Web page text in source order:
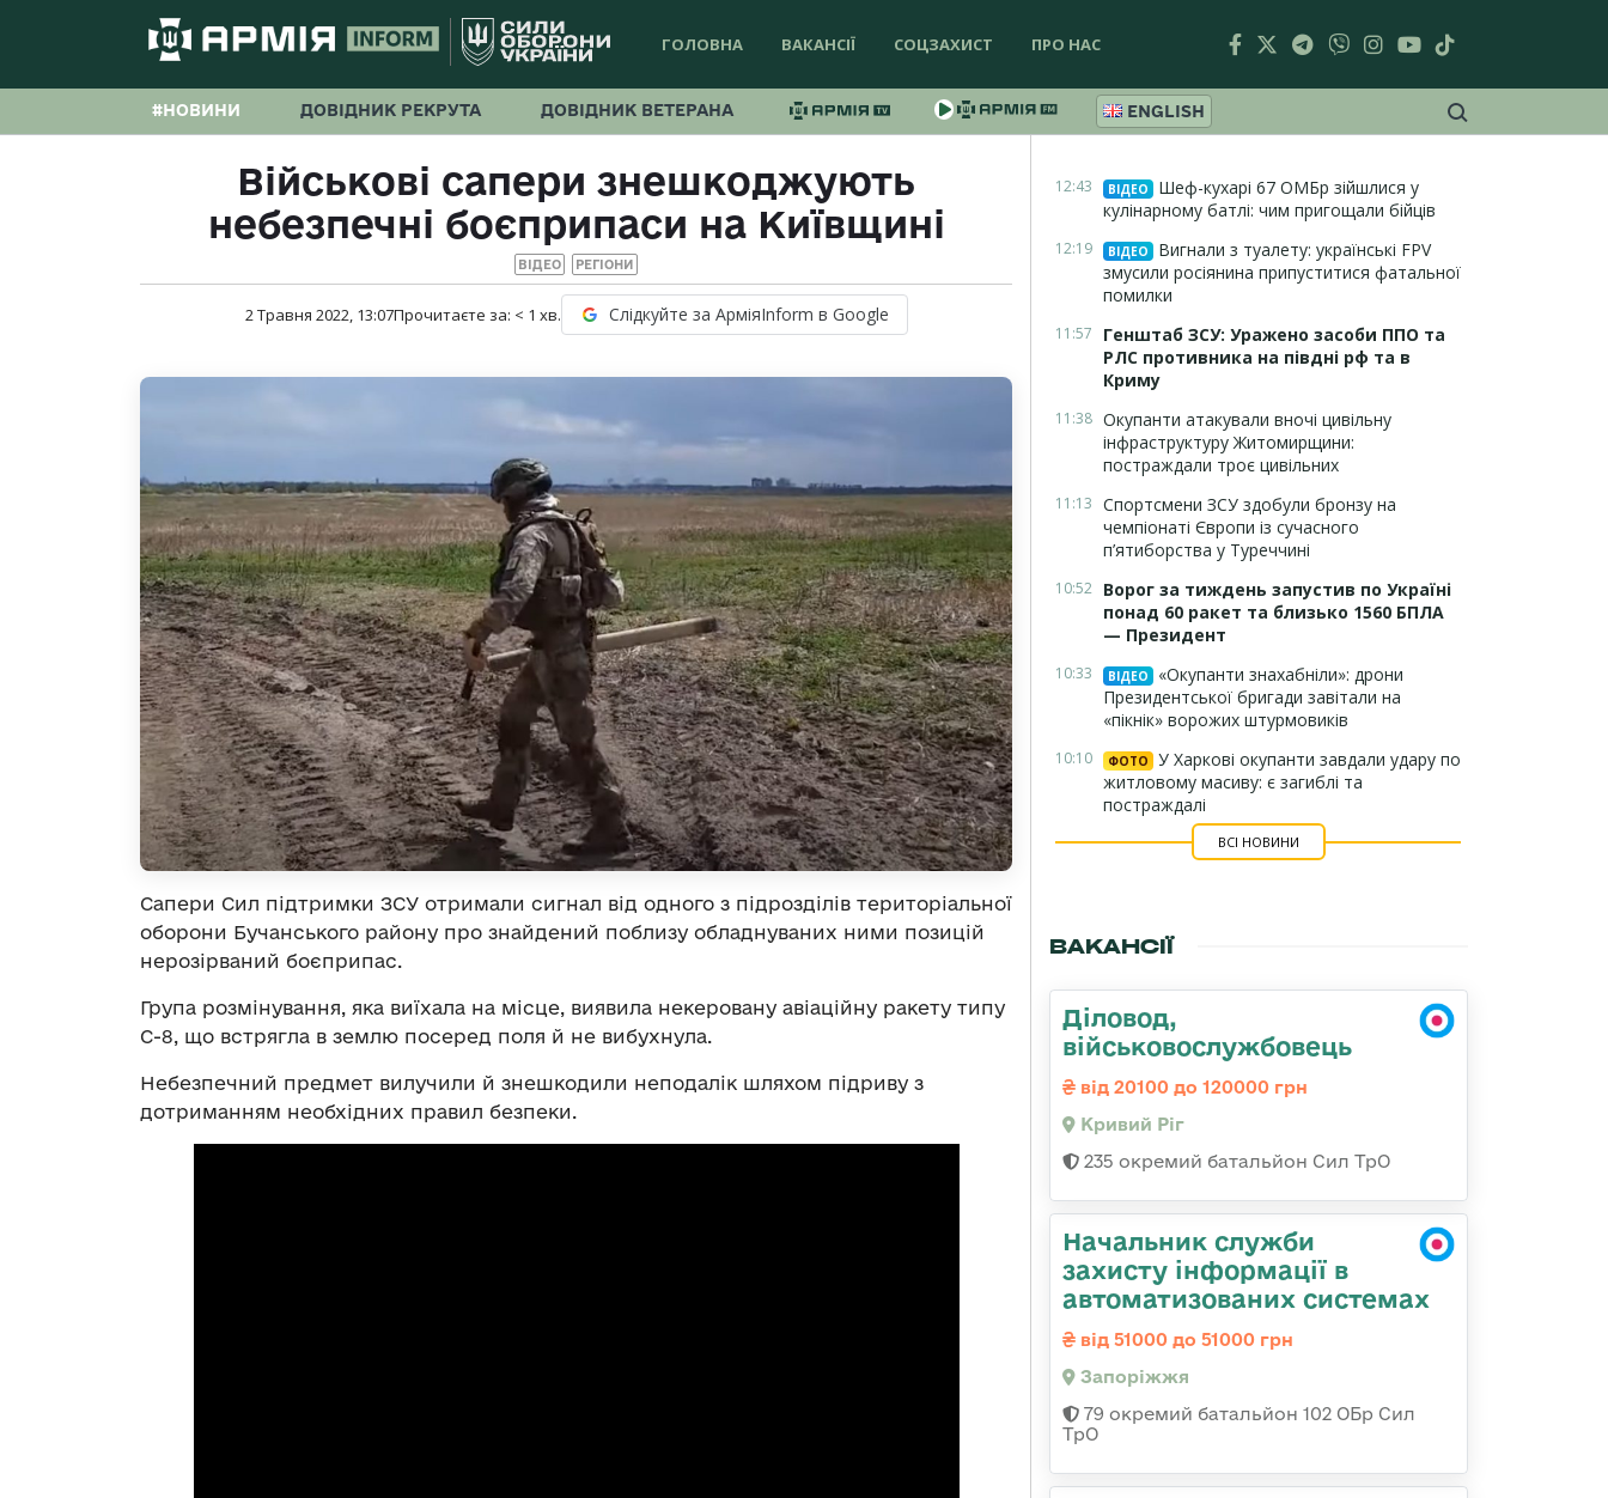
ГОЛОВНА ВАКАНСІЇ СОЦЗАХИСТ ПРО НАС
#НОВИНИ ДОВІДНИК РЕКРУТА ДОВІДНИК ВЕТЕРАНА ENGLISH
Військові сапери знешкоджують
небезпечні боєприпаси на Київщині
ВІДЕО РЕГІОНИ
2 Травня 2022, 13:07Прочитаєте за: < 1 хв. Слідкуйте за АрміяInform в Google
Сапери Сил підтримки ЗСУ отримали сигнал від одного з підрозділів територіальної
оборони Бучанського району про знайдений поблизу обладнуваних ними позицій
нерозірваний боєприпас.
Група розмінування, яка виїхала на місце, виявила некеровану авіаційну ракету типу
С-8, що встрягла в землю посеред поля й не вибухнула.
Небезпечний предмет вилучили й знешкодили неподалік шляхом підриву з
дотриманням необхідних правил безпеки.
12:43 ВІДЕО
Шеф-кухарі 67 ОМБр зійшлися у
кулінарному батлі: чим пригощали бійців
12:19 ВІДЕО
Вигнали з туалету: українські FPV
змусили росіянина припуститися фатальної
помилки
11:57
Генштаб ЗСУ: Уражено засоби ППО та
РЛС противника на півдні рф та в
Криму
11:38 Окупанти атакували вночі цивільну
інфраструктуру Житомирщини:
постраждали троє цивільних
11:13 Спортсмени ЗСУ здобули бронзу на
чемпіонаті Європи із сучасного
п’ятиборства у Туреччині
10:52 Ворог за тиждень запустив по Україні
понад 60 ракет та близько 1560 БПЛА
— Президент
10:33 ВІДЕО
«Окупанти знахабніли»: дрони
Президентської бригади завітали на
«пікнік» ворожих штурмовиків
10:10 ФОТО
У Харкові окупанти завдали удару по
житловому масиву: є загиблі та
постраждалі
ВСІ НОВИНИ
ВАКАНСІЇ
Діловод,
військовослужбовець
від 20100 до 120000 грн
Кривий Ріг
235 окремий батальйон Сил ТрО
Начальник служби
захисту інформації в
автоматизованих системах
від 51000 до 51000 грн
Запоріжжя
79 окремий батальйон 102 ОБр Сил
ТрО